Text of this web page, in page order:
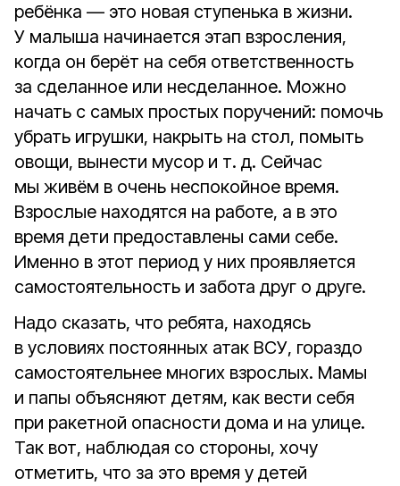
ребёнка — это новая ступенька в жизни.
У малыша начинается этап взросления,
когда он берёт на себя ответственность
за сделанное или несделанное. Можно
начать с самых простых поручений: помочь
убрать игрушки, накрыть на стол, помыть
овощи, вынести мусор и т. д. Сейчас
мы живём в очень неспокойное время.
Взрослые находятся на работе, а в это
время дети предоставлены сами себе.
Именно в этот период у них проявляется
самостоятельность и забота друг о друге.
Надо сказать, что ребята, находясь
в условиях постоянных атак ВСУ, гораздо
самостоятельнее многих взрослых. Мамы
и папы объясняют детям, как вести себя
при ракетной опасности дома и на улице.
Так вот, наблюдая со стороны, хочу
отметить, что за это время у детей